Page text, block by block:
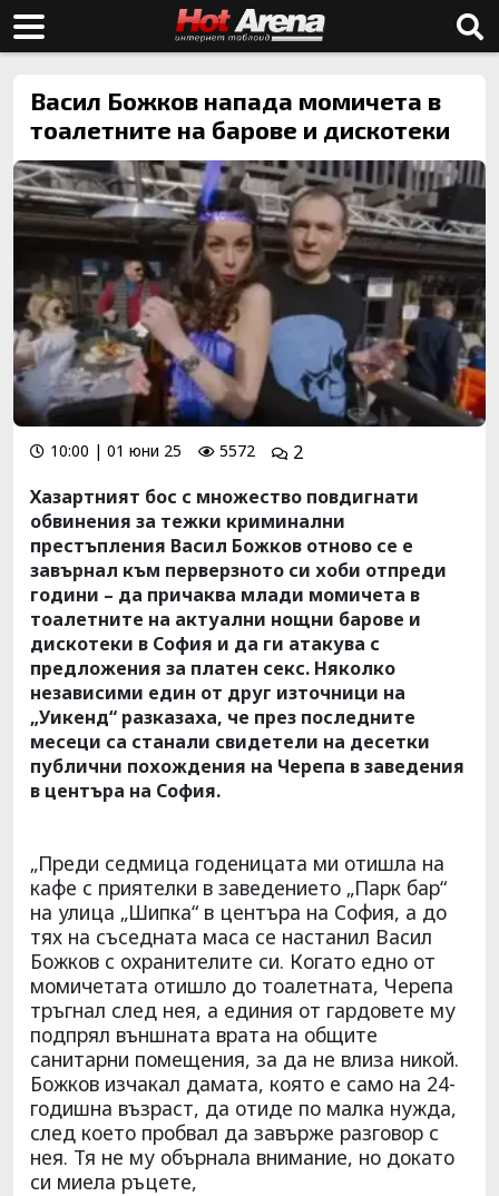
Васил Божков напада момичета в
тоалетните на барове и дискотеки
10:00 | 01 юни 25 5572
2
Хазартният бос с множество повдигнати
обвинения за тежки криминални
престъпления Васил Божков отново се е
завърнал към перверзното си хоби отпреди
години – да причаква млади момичета в
тоалетните на актуални нощни барове и
дискотеки в София и да ги атакува с
предложения за платен секс. Няколко
независими един от друг източници на
„Уикенд“ разказаха, че през последните
месеци са станали свидетели на десетки
публични похождения на Черепа в заведения
в центъра на София.
„Преди седмица годеницата ми отишла на
кафе с приятелки в заведението „Парк бар“
на улица „Шипка“ в центъра на София, а до
тях на съседната маса се настанил Васил
Божков с охранителите си. Когато едно от
момичетата отишло до тоалетната, Черепа
тръгнал след нея, а единия от гардовете му
подпрял външната врата на общите
санитарни помещения, за да не влиза никой.
Божков изчакал дамата, която е само на 24-
годишна възраст, да отиде по малка нужда,
след което пробвал да завърже разговор с
нея. Тя не му обърнала внимание, но докато
си миела ръцете,